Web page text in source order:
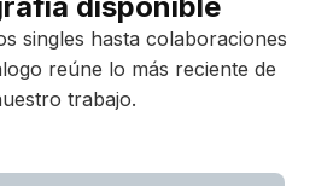
singles hasta colaboraciones
reúne lo más reciente de
trabajo.